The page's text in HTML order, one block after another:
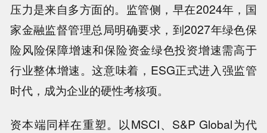
压力是来自多方面的。监管侧，早在2024年，国
家金融监督管理总局明确要求，到2027年绿色保
险风险保障增速和保险资金绿色投资增速需高于
行业整体增速。这意味着，ESG正式进入强监管
时代，成为企业的硬性考核项。
资本端同样在重塑。以MSCI、S&P Global为代